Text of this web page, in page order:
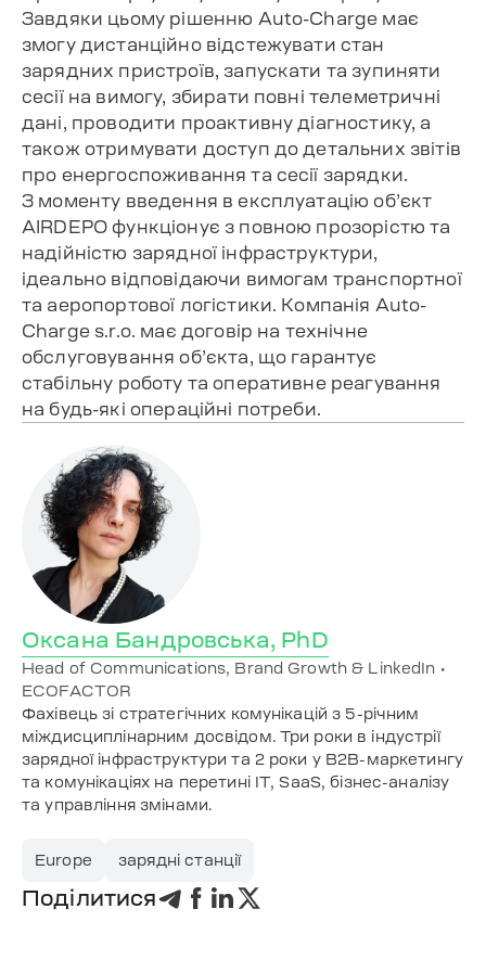
Завдяки цьому рішенню Auto-Charge має
змогу дистанційно відстежувати стан
зарядних пристроїв, запускати та зупиняти
сесії на вимогу, збирати повні телеметричні
дані, проводити проактивну діагностику, а
також отримувати доступ до детальних звітів
про енергоспоживання та сесії зарядки.
З моменту введення в експлуатацію об’єкт
AIRDEPO функціонує з повною прозорістю та
надійністю зарядної інфраструктури,
ідеально відповідаючи вимогам транспортної
та аеропортової логістики. Компанія Auto-
Charge s.r.o. має договір на технічне
обслуговування об’єкта, що гарантує
стабільну роботу та оперативне реагування
на будь-які операційні потреби.
Оксана Бандровська, PhD
Head of Communications, Brand Growth & LinkedIn •
ECOFACTOR
Фахівець зі стратегічних комунікацій з 5-річним
міждисциплінарним досвідом. Три роки в індустрії
зарядної інфраструктури та 2 роки у B2B-маркетингу
та комунікаціях на перетині IT, SaaS, бізнес-аналізу
та управління змінами.
Europe зарядні станції
Поділитися